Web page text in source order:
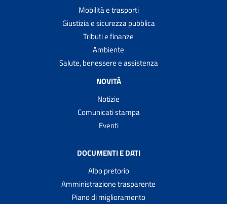
Mobilità e trasporti
Giustizia e sicurezza pubblica
Tributi e finanze
Ambiente
Salute, benessere e assistenza
NOVITÀ
Notizie
Comunicati stampa
Eventi
DOCUMENTI E DATI
Albo pretorio
Amministrazione trasparente
Piano di miglioramento